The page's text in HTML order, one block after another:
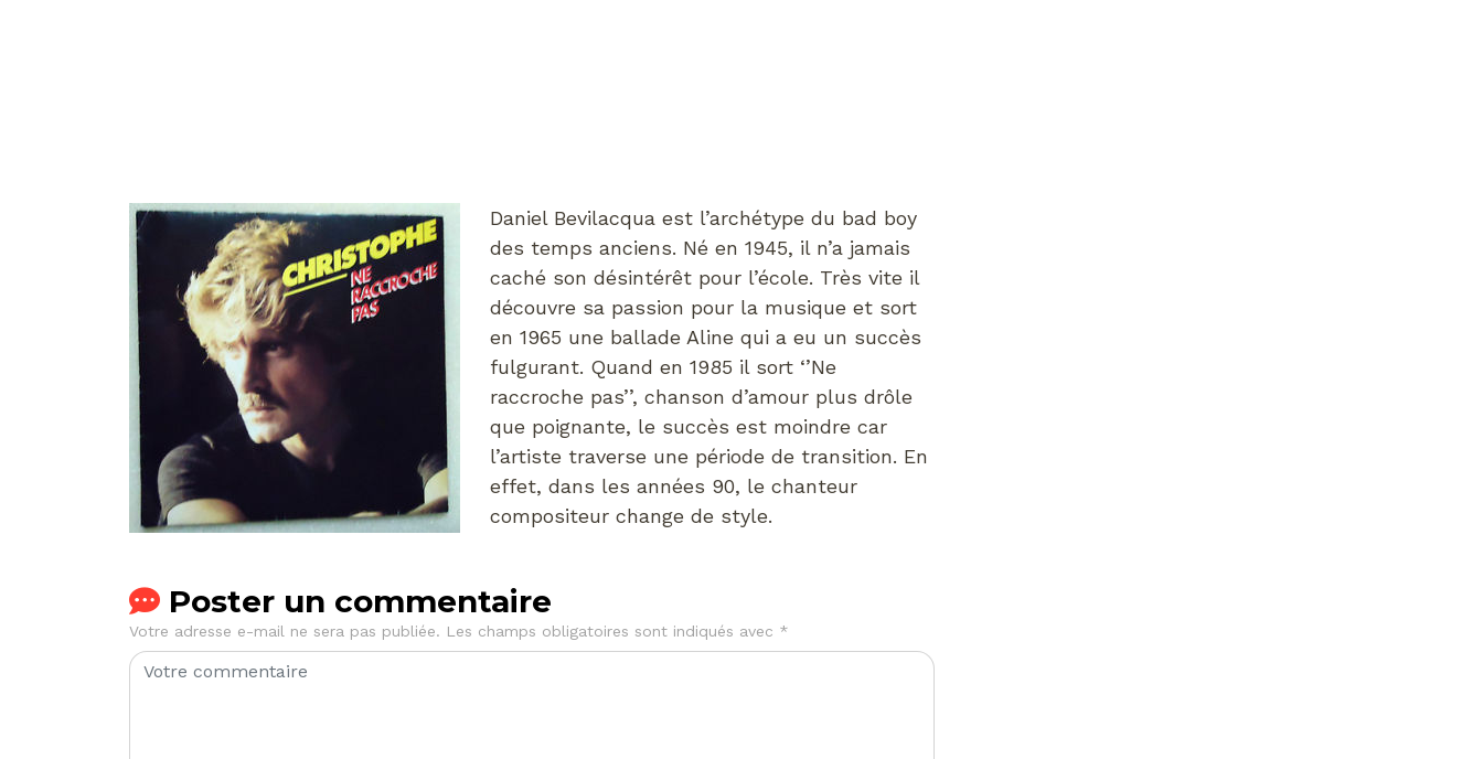
Daniel Bevilacqua est l’archétype du bad boy
des temps anciens. Né en 1945, il n’a jamais
caché son désintérêt pour l’école. Très vite il
découvre sa passion pour la musique et sort
en 1965 une ballade Aline qui a eu un succès
fulgurant. Quand en 1985 il sort ‘’Ne
raccroche pas’’, chanson d’amour plus drôle
que poignante, le succès est moindre car
l’artiste traverse une période de transition. En
effet, dans les années 90, le chanteur
compositeur change de style.
Poster un commentaire
Votre adresse e-mail ne sera pas publiée. Les champs obligatoires sont indiqués avec *